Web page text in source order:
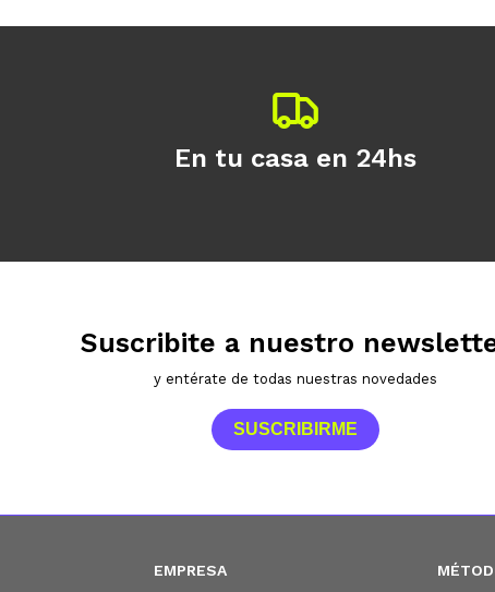
EMPRESA
En tu casa en 24hs
Suscribite a nuestro
y entérate de todas nuestras novedades
SUSCRIBIRME